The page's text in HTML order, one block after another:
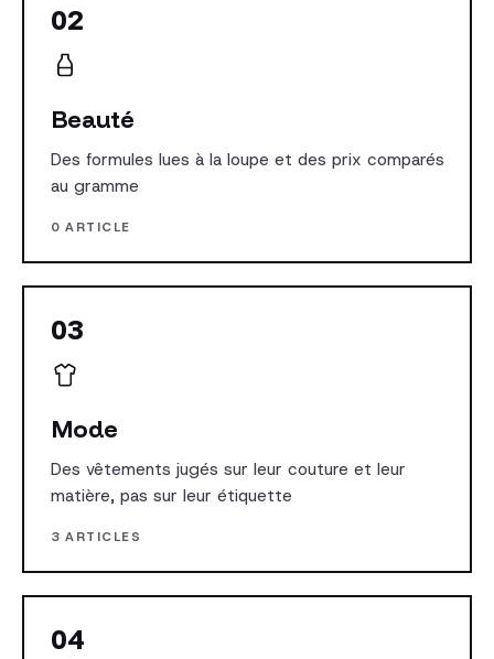
02
Beauté
Des formules lues à la loupe et des prix comparés
au gramme
0 ARTICLE
03
Mode
Des vêtements jugés sur leur couture et leur
matière, pas sur leur étiquette
3 ARTICLES
04